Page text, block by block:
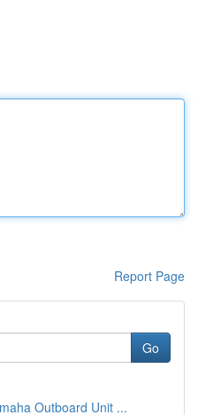
Report Page
Go
Outboard Unit ...